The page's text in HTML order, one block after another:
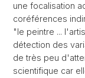
une focalisation
coréférences
"le peintre ...
détection des
de très peu
scientifique car